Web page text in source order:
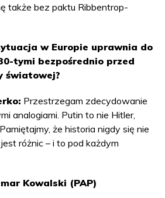
także bez paktu Ribbentrop-
w Europie uprawnia do
tymi bezpośrednio przed
światowej?
Przestrzegam zdecydowanie
analogiami. Putin to nie Hitler,
że historia nigdy się nie
różnic – i to pod każdym
Kowalski (PAP)